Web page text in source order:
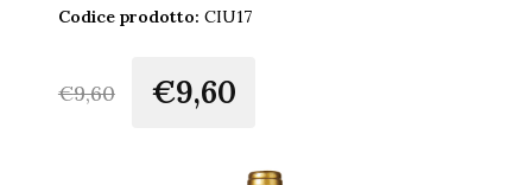
Codice prodotto: CIU17
€9,60 €9,60